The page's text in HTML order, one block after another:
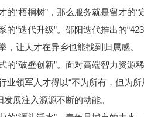
梧桐树”，那么服务就是留才的“
迭代升级”。邵阳迭代推出的“423
，让人才在异乡也能找到归属感。
“破壁创新”。面对高端智力资源
业领军人才得以“不为所有，但为
发展注入源源不断的动能。